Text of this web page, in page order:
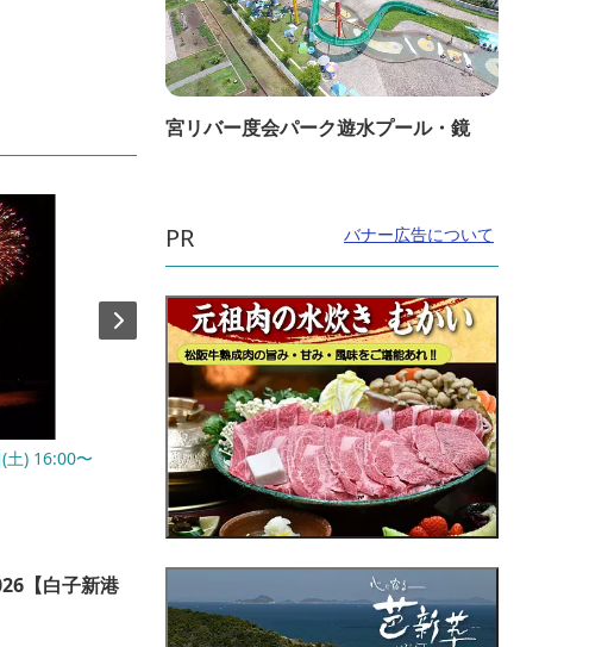
土) 16:00〜
【白子新港
開催日：2027年01月01日(金)〜2027年01月
03日(日)
直線距離：3.6km
【初詣】子安観音寺の正月修正会
宮リバー度会パーク遊水プール・鏡
PR バナー広告について